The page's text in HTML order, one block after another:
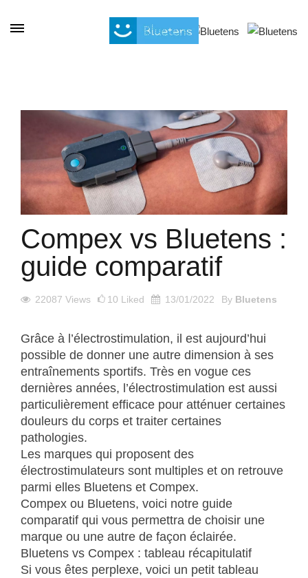
Compex vs Bluetens :
guide comparatif
22087 Views 10 Liked 13/01/2022 By Bluetens
Grâce à l’électrostimulation, il est aujourd’hui
possible de donner une autre dimension à ses
entraînements sportifs. Très en vogue ces
dernières années, l’électrostimulation est aussi
particulièrement efficace pour atténuer certaines
douleurs du corps et traiter certaines
pathologies.
Les marques qui proposent des
électrostimulateurs sont multiples et on retrouve
parmi elles Bluetens et Compex.
Compex ou Bluetens, voici notre guide
comparatif qui vous permettra de choisir une
marque ou une autre de façon éclairée.
Bluetens vs Compex : tableau récapitulatif
Si vous êtes perplexe, voici un petit tableau